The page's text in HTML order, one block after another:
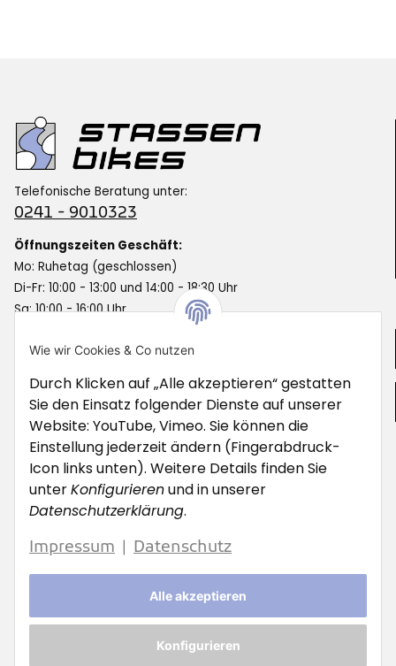
Alle akzeptieren
Konfigurieren
Wie wir Cookies & Co nutzen
Durch Klicken auf „Alle akzeptieren“ gestatten
Sie den Einsatz folgender Dienste auf unserer
Website: YouTube, Vimeo. Sie können die
Einstellung jederzeit ändern (Fingerabdruck-
Icon links unten). Weitere Details finden Sie
unterKonfigurierenund in unserer
Datenschutzerklärung.
Impressum
Datenschutz
Telefonische Beratung unter:
0241 - 9010323
Öffnungszeiten Geschäft:
Mo: Ruhetag (geschlossen)
Di-Fr: 10:00 - 13:00 und 14:00 - 18:30 Uhr
Sa: 10:00 - 16:00 Uhr
Informationen
Gesetzliche Informationen
Unsere Werkstatt
Service Hotline:
0241 - 9010323
Di - Fr: 10.00 - 13.00 und 14.00 - 18.30 Uhr
Vertrag widerrufen